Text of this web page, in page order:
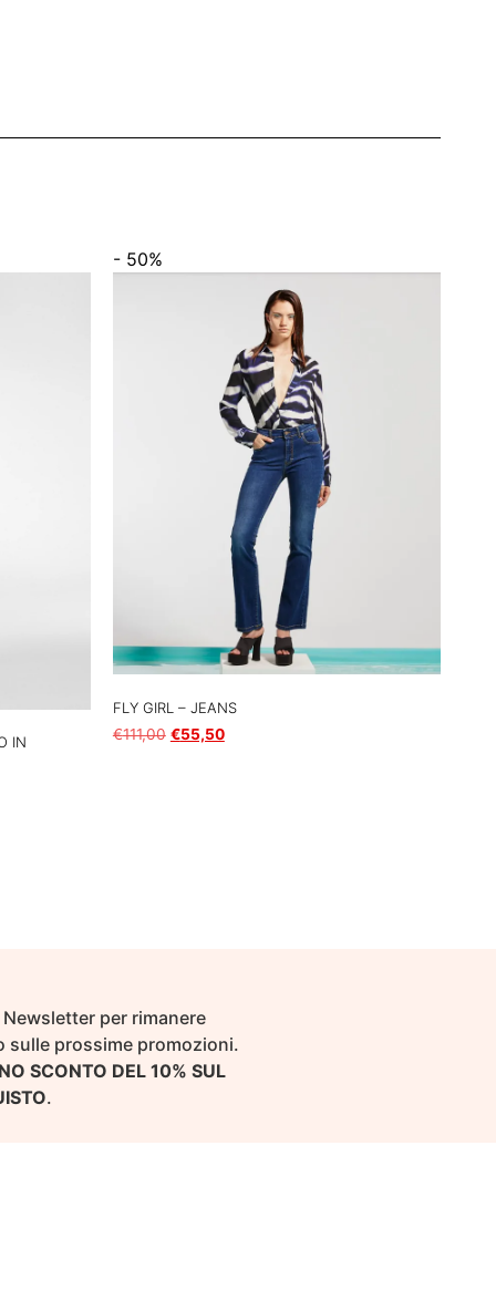
IN
- 50%
FLY GIRL – JEANS
€111,00 €55,50
per rimanere
sulle prossime promozioni.
SCONTO DEL 10% SUL
.